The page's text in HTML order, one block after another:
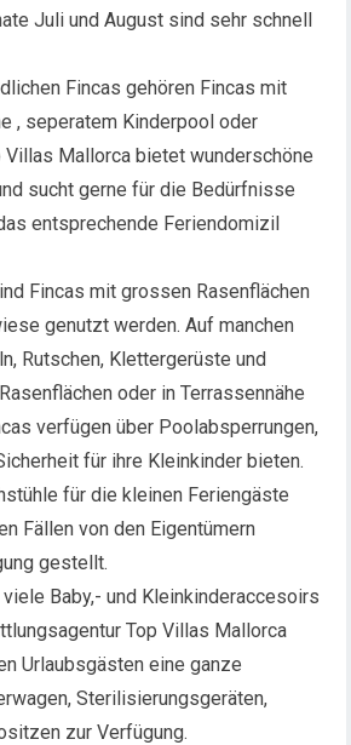
Juli und August sind sehr schnell
Fincas gehören Fincas mit
, seperatem Kinderpool oder
Villas Mallorca bietet wunderschöne
sucht gerne für die Bedürfnisse
entsprechende Feriendomizil
Fincas mit grossen Rasenflächen
genutzt werden. Auf manchen
Rutschen, Klettergerüste und
oder in Terrassennähe
verfügen über Poolabsperrungen,
für ihre Kleinkinder bieten.
für die kleinen Feriengäste
Fällen von den Eigentümern
gestellt.
Baby,- und Kleinkinderaccesoirs
Top Villas Mallorca
Urlaubsgästen eine ganze
Sterilisierungsgeräten,
zur Verfügung.